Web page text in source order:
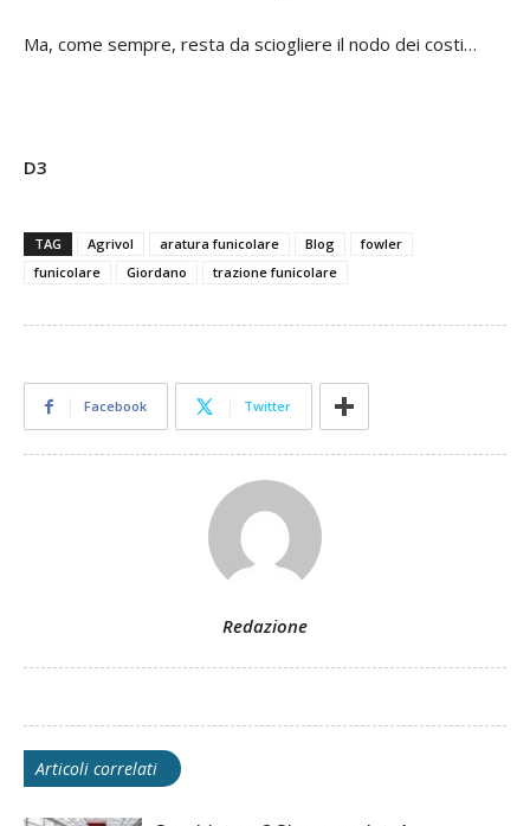
Ma, come sempre, resta da sciogliere il nodo dei costi…
D3
TAG Agrivol aratura funicolare Blog
fowler
funicolare
Giordano trazione funicolare
Facebook Twitter
Redazione
Articoli correlati